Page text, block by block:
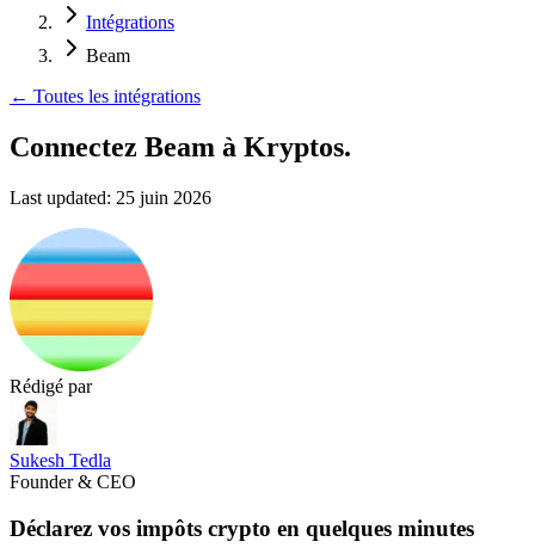
Intégrations
Beam
← Toutes les intégrations
Connectez Beam à Kryptos.
Last updated: 25 juin 2026
Rédigé par
Sukesh Tedla
Founder & CEO
Déclarez vos impôts crypto en quelques minutes